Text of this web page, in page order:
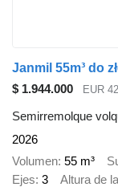
$ 1.944.000 EUR
Semirremolque
2026
Volumen 55 m³
Ejes 3 Altura de